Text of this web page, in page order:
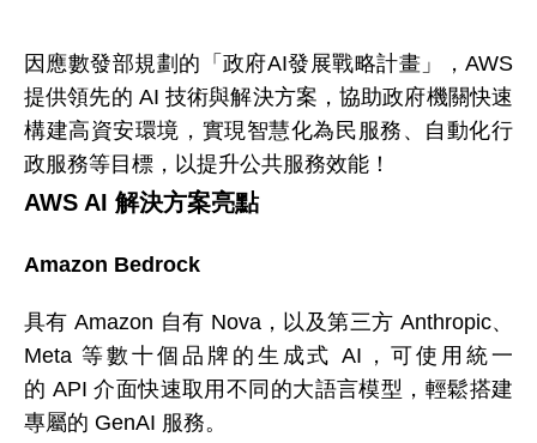
因應數發部規劃的「政府AI發展戰略計畫」，AWS
提供領先的 AI 技術與解決方案，協助政府機關快速
構建高資安環境，實現智慧化為民服務、自動化行
政服務等目標，以提升公共服務效能！
AWS AI 解決方案亮點
Amazon Bedrock
具有Amazon 自有 Nova，以及第三方 Anthropic、
Meta 等數十個品牌的生成式AI ，可使用統一
的 API介面快速取用不同的大語言模型，輕鬆搭建
專屬的 GenAI 服務。